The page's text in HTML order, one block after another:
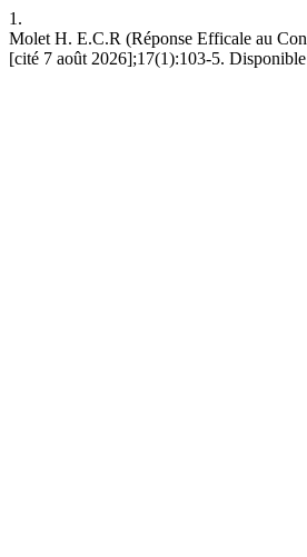
1.
Molet H. E.C.R (Réponse Efficale au
[cité 7 août 2026];17(1):103-5.